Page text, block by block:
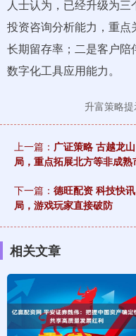
人士认为，已经升级为
投资咨询分析能力，重点
长期留存率；二是客户
数字化工具应用能力。
升富策略
上一篇： 广证策略 古越龙
局，重点拓展北方等非成熟
下一篇： 德旺配资 科技快
局，游戏玩家直接破防
相关文章